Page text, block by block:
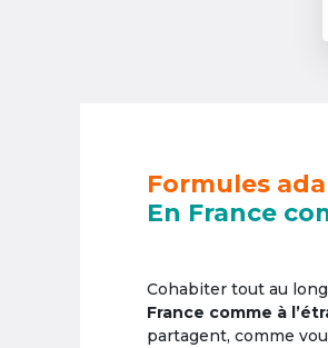
Formules
En France
Cohabiter tout au
France comme à
partagent, comme